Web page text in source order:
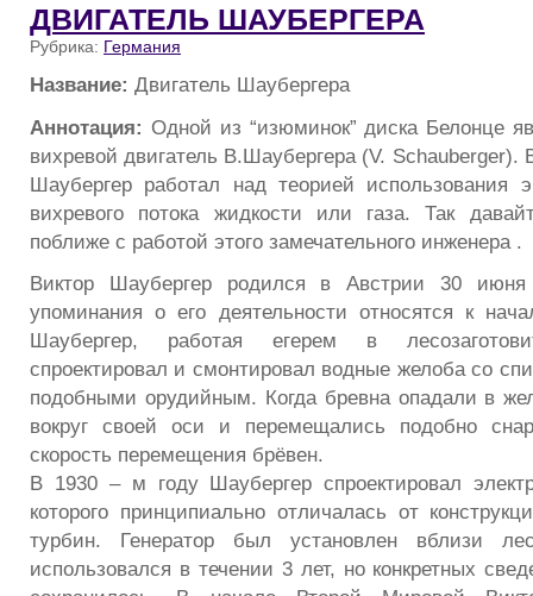
ДВИГАТЕЛЬ ШАУБЕРГЕРА
Рубрика: Германия
Название: Двигатель Шаубергера
Аннотация: Одной из “изюминок” диска Белонце
вихревой двигатель В.Шаубергера (V. Schauberger).
Шаубергер работал над теорией использования
вихревого потока жидкости или газа. Так
поближе с работой этого замечательного инженера .
Виктор Шаубергер родился в Австрии 30
упоминания о его деятельности относятся к
Шаубергер, работая егерем в
спроектировал и смонтировал водные желоба со
подобными орудийным. Когда бревна опадали в
вокруг своей оси и перемещались подобно
скорость перемещения брёвен.
В 1930 – м году Шаубергер спроектировал
которого принципиально отличалась от
турбин. Генератор был установлен вблизи
использовался в течении 3 лет, но конкретных